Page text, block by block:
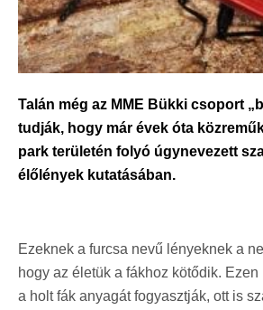
Talán még az MME Bükki csoport
tudják, hogy már évek óta
park területén folyó úgynevezett
élőlények kutatásában.
Ezeknek a furcsa nevű lényeknek a
hogy az életük a fákhoz kötődik.
a holt fák anyagát fogyasztják, ott is